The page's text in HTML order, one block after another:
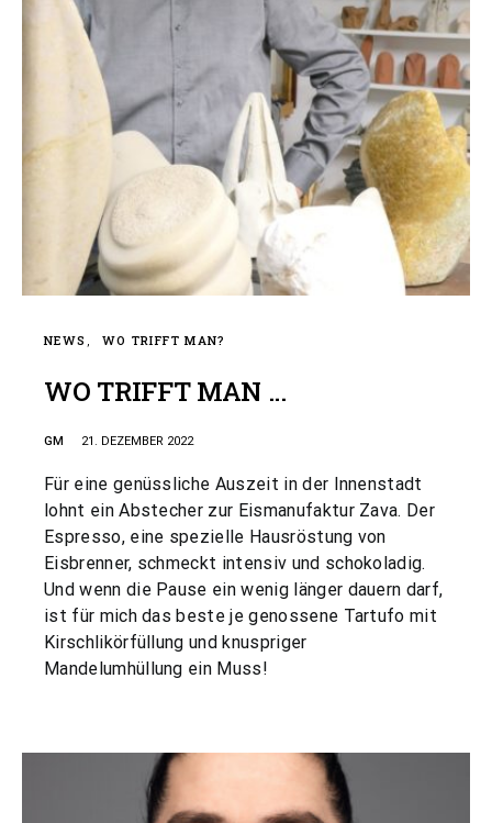
NEWS WO TRIFFT MAN?
WO TRIFFT MAN …
GM 21. DEZEMBER 2022
Für eine genüssliche Auszeit in der Innenstadt
lohnt ein Abstecher zur Eismanufaktur Zava. Der
Espresso, eine spezielle Hausröstung von
Eisbrenner, schmeckt intensiv und schokoladig.
Und wenn die Pause ein wenig länger dauern darf,
ist für mich das beste je genossene Tartufo mit
Kirschlikörfüllung und knuspriger
Mandelumhüllung ein Muss!